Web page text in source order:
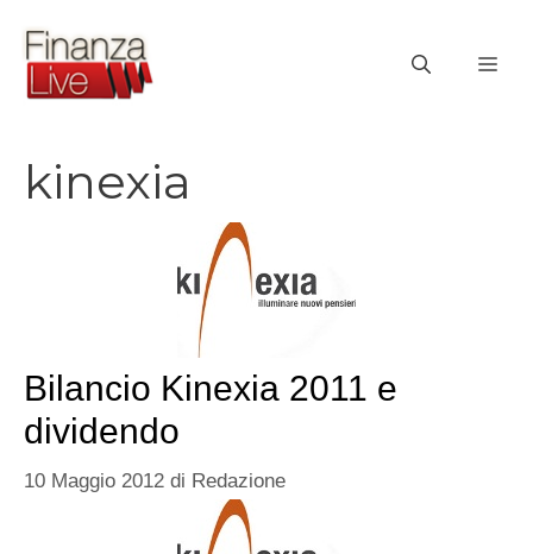
contenuto
kinexia
Bilancio Kinexia 2011 e
dividendo
10 Maggio 2012 di Redazione